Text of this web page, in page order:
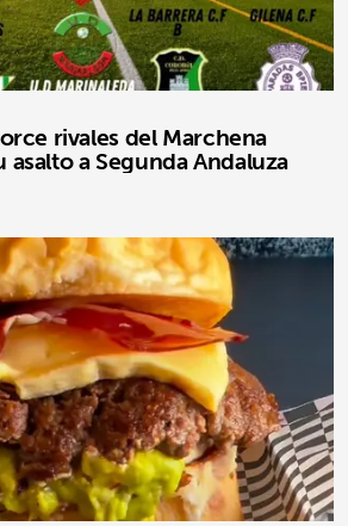
rivales del Marchena
asalto a Segunda Andaluza